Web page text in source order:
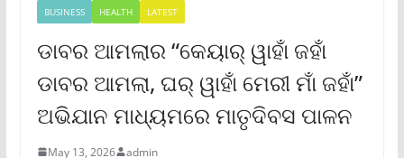
BUSINESS HEALTH LATEST
ଡାବର ଆମଲାର “କେୟାର୍ ୱାହାଁ ଜହାଁ
ଡାବର ଆମଲା, ଘର୍ ୱାହାଁ ମେରୀ ମାଁ ଜହାଁ”
ଅଭିଯାନ ମାଧ୍ୟମରେ ମାତୃଦିବସ ପାଳନ
May 13, 2026 admin